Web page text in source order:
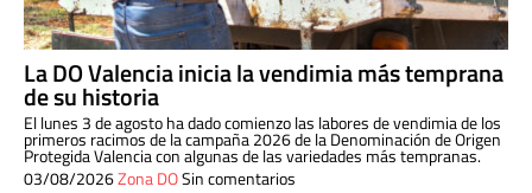
La DO Valencia inicia la vendimia más temprana
de su historia
El lunes 3 de agosto ha dado comienzo las labores de vendimia de los
primeros racimos de la campaña 2026 de la Denominación de Origen
Protegida Valencia con algunas de las variedades más tempranas.
03/08/2026Zona DOSin comentarios